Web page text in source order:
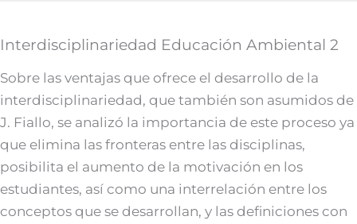
Interdisciplinariedad Educación Ambiental 2
Sobre las ventajas que ofrece el desarrollo de la
interdisciplinariedad, que también son asumidos de
J. Fiallo, se analizó la importancia de este proceso ya
que elimina las fronteras entre las disciplinas,
posibilita el aumento de la motivación en los
estudiantes, así como una interrelación entre los
conceptos que se desarrollan, y las definiciones con